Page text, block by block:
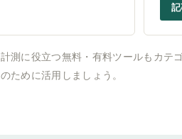
測に役立つ無料・有料ツールもカテ
ために活用しましょう。